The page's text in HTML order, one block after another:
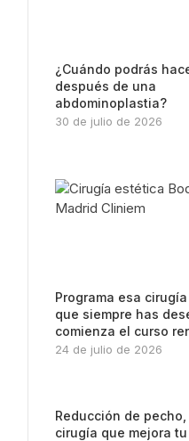
¿Cuándo podrás
después de una
abdominoplastia?
30 de julio de 2026
Programa esa
que siempre has
comienza el curso
24 de julio de 2026
Reducción de
cirugía que mejora